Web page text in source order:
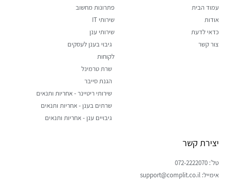
עמוד הבית
אודות
כדאי לדעת
צור קשר
פתרונות מחשוב
שירותי IT
שירותי ענן
גיבוי בענן לעסקים
לקוחות
שרת טרמינל
הגנת סייבר
שירותי ריטיינר - אחריות ותנאים
שרתים בענן - אחריות ותנאים
גיבויים ענן - אחריות ותנאים
יצירת קשר
טל': 072-2222070
אימייל: support@complit.co.il